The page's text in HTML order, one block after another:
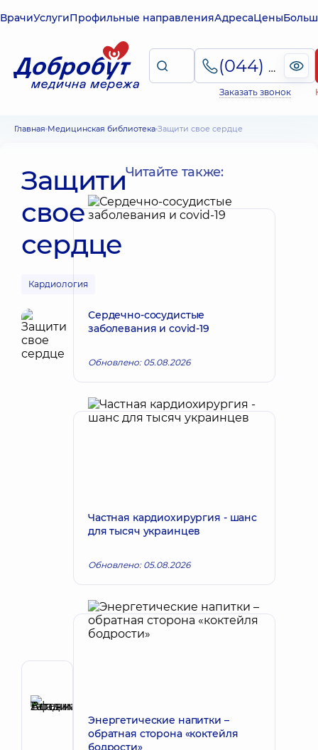
ВрачиУслугиПрофильные направленияАдресаЦены
(044) 495-2-888
Заказать звонок
Главная Медицинская библиотека Защити свое сердце
Защити
свое
сердце
Кардиология
Татьяна
Владимировна
Запись к врачу
Читайте также:
Сердечно-сосудистые
заболевания и covid-19
Обновлено: 05.08.2026
Частная кардиохирургия - шанс
для тысяч украинцев
Обновлено: 05.08.2026
Энергетические напитки –
обратная сторона «коктейля
бодрости»